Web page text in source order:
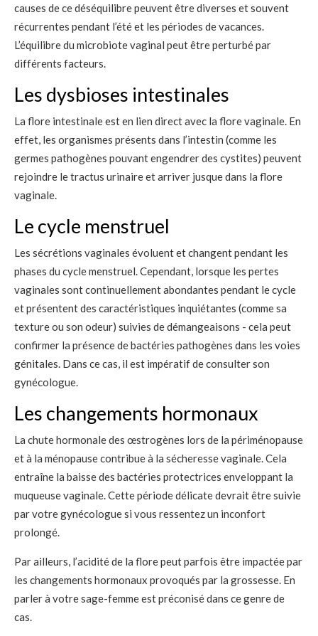
causes de ce déséquilibre peuvent être diverses et souvent
récurrentes pendant l’été et les périodes de vacances.
L’équilibre du microbiote vaginal peut être perturbé par
différents facteurs.
Les dysbioses intestinales
La flore intestinale est en lien direct avec la flore vaginale. En
effet, les organismes présents dans l’intestin (comme les
germes pathogènes pouvant engendrer des cystites) peuvent
rejoindre le tractus urinaire et arriver jusque dans la flore
vaginale.
Le cycle menstruel
Les sécrétions vaginales évoluent et changent pendant les
phases du cycle menstruel. Cependant, lorsque les pertes
vaginales sont continuellement abondantes pendant le cycle
et présentent des caractéristiques inquiétantes (comme sa
texture ou son odeur) suivies de démangeaisons - cela peut
confirmer la présence de bactéries pathogènes dans les voies
génitales. Dans ce cas, il est impératif de consulter son
gynécologue.
Les changements hormonaux
La chute hormonale des œstrogènes lors de la périménopause
et à la ménopause contribue à la sécheresse vaginale. Cela
entraîne la baisse des bactéries protectrices enveloppant la
muqueuse vaginale. Cette période délicate devrait être suivie
par votre gynécologue si vous ressentez un inconfort
prolongé.
Par ailleurs, l’acidité de la flore peut parfois être impactée par
les changements hormonaux provoqués par la grossesse. En
parler à votre sage-femme est préconisé dans ce genre de
cas.